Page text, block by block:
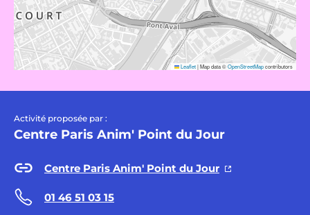
Leaflet|Map data ©OpenStreetMapcontributors
Activité proposée par :
Centre Paris Anim' Point du Jour
Centre Paris Anim' Point du Jour
01 46 51 03 15